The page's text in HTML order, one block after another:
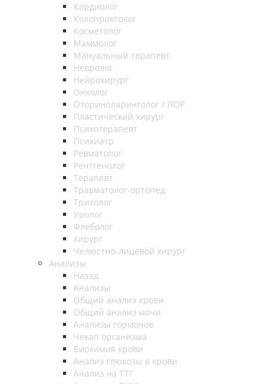
Кардиолог
Колопроктолог
Косметолог
Маммолог
Мануальный терапевт
Невролог
Нейрохирург
Онколог
Оториноларинголог / ЛОР
Пластический хирург
Психотерапевт
Психиатр
Ревматолог
Рентгенолог
Терапевт
Травматолог-ортопед
Трихолог
Уролог
Флеболог
Хирург
Челюстно-лицевой хирург
Анализы
Назад
Анализы
Общий анализ крови
Общий анализ мочи
Анализы гормонов
Чекап организма
Биохимия крови
Анализ глюкозы в крови
Анализ на ТТГ